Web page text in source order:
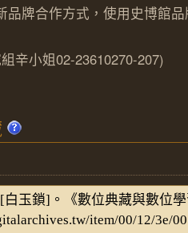
品牌合作方式，使用史博館
辛小姐02-23610270-207)